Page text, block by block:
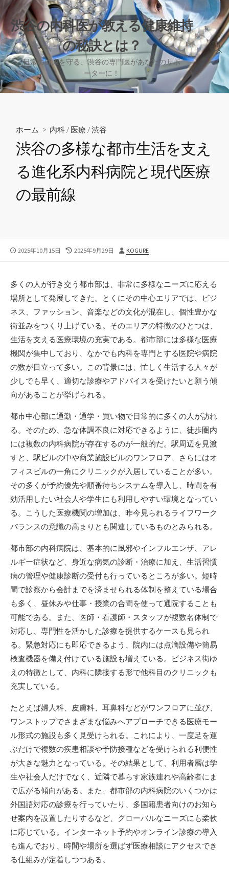
コ
ン
テ
ン
ツ
へ
ス
キ
渋谷の内科医が教える健康維持
の秘訣とは？
日常の健康を守る、渋谷の専門医があなたのサポ
ーターに！
検
索
切
り
替
ホーム > 内科 /医療 /渋谷
渋谷の多様な都市生活を支え
る進化系内科病院と現代医療
の最前線
公
2025年10月15日
最
新
日
2025年9月29日
投
KOGURE
多くの人が行き交う都市部は、非常に多様なニーズに応える
場所として発展してきた。
とくにその中心エリアでは、ビジ
ネス、ファッション、音楽などの文化が混在し、個性豊かな
街並みをつくり上げている。そのエリアの特徴のひとつは、
生活を支える医療環境の充実である。都市部には多様な医療
機関が集中しており、なかでも内科を専門とする医院や病院
の数が目立って多い。この背景には、忙しく生活する人々が
少しでも早く、適切な診療やアドバイスを受けたいと願う傾
向があることが挙げられる。
都市中心部に通勤・通学・買い物で日常的に多くの人が訪れ
る。そのため、急な体調不良に対応できるように、徒歩圏内
には複数の内科病院が存在するのが一般的だ。駅周辺を見渡
すと、駅ビルの中や商業施設ビルのワンフロア、さらにはオ
フィスビルの一角にクリニックが入居していることが多い。
その多くが予約優先や順番待ちシステムを導入し、時間を有
効活用したい社会人や学生にも利用しやすい環境となってい
る。こうした医療機関の増加は、昨今見られるライフワーク
バランスの意識の高まりとも関連しているものとみられる。
都市部の内科病院は、基本的に風邪やインフルエンザ、アレ
ルギー症状など、身近な病気の診断・治療に加え、生活習慣
病の管理や健康診断の受付も行っているところが多い。短時
間で診察から会計までを済ませられる体制を整えている場合
も多く、昼休みや仕事・授業の合間を使って通院することも
可能である。また、医師・看護師・スタッフが複数名体制で
対応し、専門性を活かした診療を提供するケースも見られ
る。緊急対応にも即応できるよう、院内には点滴設備や簡易
検査機器を備え付けている施設も増えている。ビジネス街ゆ
えの特徴として、内科に隣接する形で他科目のクリニックも
充実している。
たとえば婦人科、皮膚科、耳鼻科などがワンフロアに並び、
ワンストップでさまざまな悩みへアプローチできる医療モー
ル形式の施設も多く見受けられる。これにより、一度足を運
ぶだけで複数の疾患相談や予防接種などを受けられる利便性
が大きな魅力となっている。その結果として、利用者層は学
生や社会人だけでなく、近隣で暮らす家族連れや高齢者にま
で広がる傾向がある。また、都市部の内科病院のいくつかは
外国語対応の診療を行っていたり、多国籍患者向けのお知ら
せ案内を設置したりするなど、グローバルなニーズにも柔軟
に応じている。インターネット予約やオンライン診療の導入
も進んでおり、時間や場所を選ばず医療相談にアクセスでき
る仕組みが定着しつつある。